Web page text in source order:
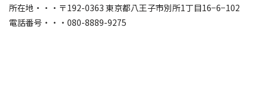
所在地・・・〒192-0363 東京都八王子市別所1丁目16−6−102
電話番号・・・080-8889-9275